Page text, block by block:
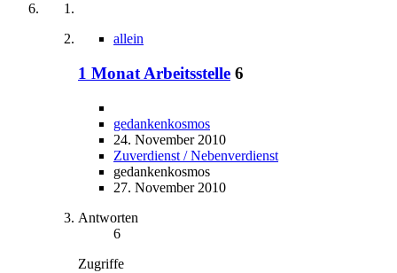
allein
1 Monat Arbeitsstelle 6
gedankenkosmos
24. November 2010
Zuverdienst / Nebenverdienst
gedankenkosmos
27. November 2010
Antworten
6
Zugriffe